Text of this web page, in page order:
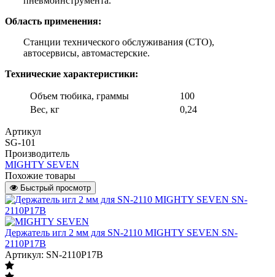
Область применения:
Станции технического обслуживания (СТО),
автосервисы, автомастерские.
Технические характеристики:
Объем тюбика, граммы
100
Вес, кг
0,24
Артикул
SG-101
Производитель
MIGHTY SEVEN
Похожие товары
Быстрый просмотр
Держатель игл 2 мм для SN-2110 MIGHTY SEVEN SN-
2110P17B
Артикул: SN-2110P17B